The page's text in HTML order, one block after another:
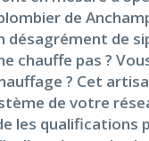
de
désagrément de
chauffe pas ?
? Cet
de votre
les qualifications